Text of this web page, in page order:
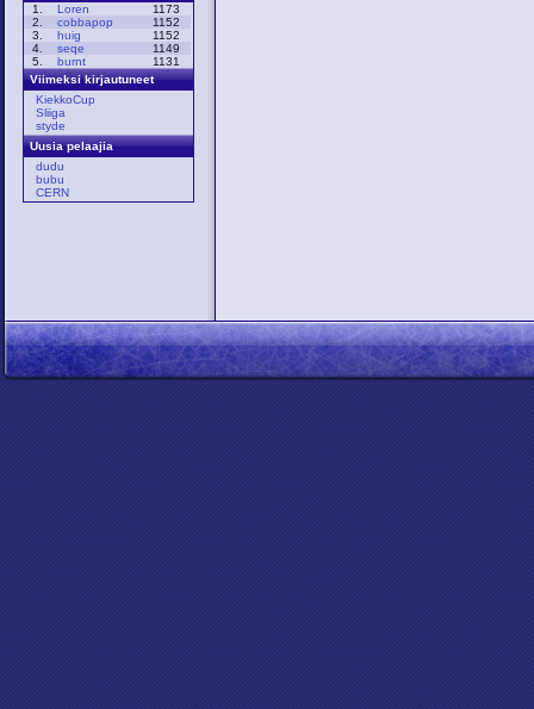
1.
Loren
1173
2.
cobbapop
1152
3.
huig
1152
4.
seqe
1149
5.
burnt
1131
Viimeksi kirjautuneet
KiekkoCup
Sliiga
styde
Uusia pelaajia
dudu
bubu
CERN